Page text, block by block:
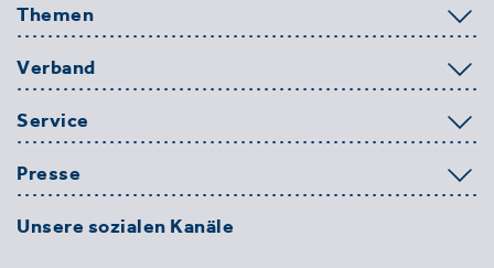
Themen
Verband
Service
Presse
Unsere sozialen Kanäle